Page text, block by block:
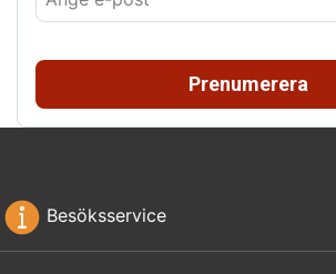
Prenumerera
Besöksservice